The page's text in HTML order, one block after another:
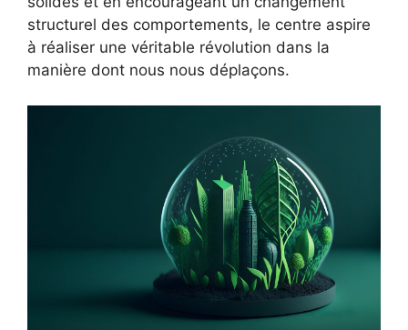
structurel des comportements, le centre aspire
à réaliser une véritable révolution dans la
manière dont nous nous déplaçons.